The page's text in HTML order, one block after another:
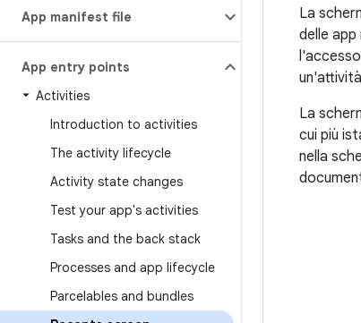
App manifest file
App entry points
Activities
Introduction to activities
The activity lifecycle
Activity state changes
Test your app's activities
Tasks and the back stack
Processes and app lifecycle
Parcelables and bundles
La
delle
La
cui più
nella